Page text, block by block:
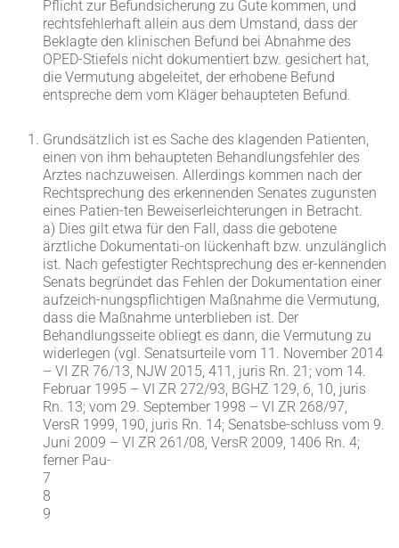
Pflicht zur Befundsicherung zu Gute kommen, und
rechtsfehlerhaft allein aus dem Umstand, dass der
Beklagte den klinischen Befund bei Abnahme des
OPED-Stiefels nicht dokumentiert bzw. gesichert hat,
die Vermutung abgeleitet, der erhobene Befund
entspreche dem vom Kläger behaupteten Befund.
Grundsätzlich ist es Sache des klagenden Patienten,
einen von ihm behaupteten Behandlungsfehler des
Arztes nachzuweisen. Allerdings kommen nach der
Rechtsprechung des erkennenden Senates zugunsten
eines Patien-ten Beweiserleichterungen in Betracht.
a) Dies gilt etwa für den Fall, dass die gebotene
ärztliche Dokumentati-on lückenhaft bzw. unzulänglich
ist. Nach gefestigter Rechtsprechung des er-kennenden
Senats begründet das Fehlen der Dokumentation einer
aufzeich-nungspflichtigen Maßnahme die Vermutung,
dass die Maßnahme unterblieben ist. Der
Behandlungsseite obliegt es dann, die Vermutung zu
widerlegen (vgl. Senatsurteile vom 11. November 2014
– VI ZR 76/13, NJW 2015, 411, juris Rn. 21; vom 14.
Februar 1995 – VI ZR 272/93, BGHZ 129, 6, 10, juris
Rn. 13; vom 29. September 1998 – VI ZR 268/97,
VersR 1999, 190, juris Rn. 14; Senatsbe-schluss vom 9.
Juni 2009 – VI ZR 261/08, VersR 2009, 1406 Rn. 4;
ferner Pau-
7
8
9